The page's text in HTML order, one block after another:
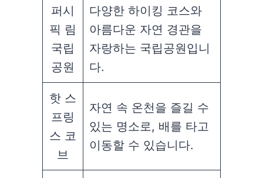
퍼시
픽 림
국립
공원
다양한 하이킹 코스와
아름다운 자연 경관을
자랑하는 국립공원입니
다.
핫 스
프링
스 코
브
자연 속 온천을 즐길 수
있는 명소로, 배를 타고
이동할 수 있습니다.